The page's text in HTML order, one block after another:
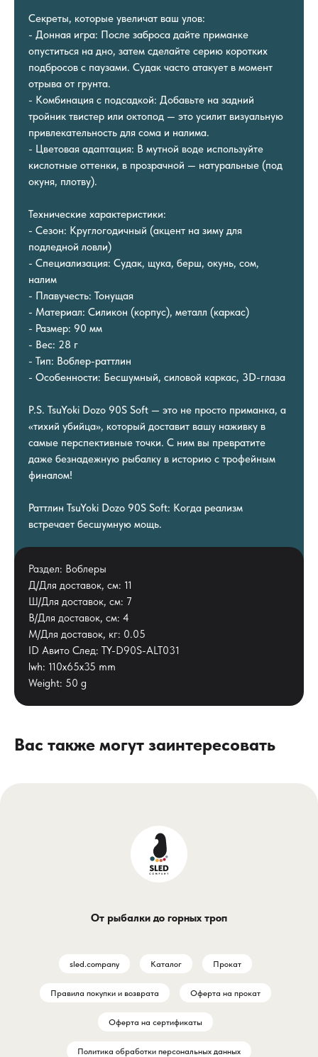
Секреты, которые увеличат ваш улов:
- Донная игра: После заброса дайте приманке
опуститься на дно, затем сделайте серию коротких
подбросов с паузами. Судак часто атакует в момент
отрыва от грунта.
- Комбинация с подсадкой: Добавьте на задний
тройник твистер или октопод — это усилит визуальную
привлекательность для сома и налима.
- Цветовая адаптация: В мутной воде используйте
кислотные оттенки, в прозрачной — натуральные (под
окуня, плотву).
Технические характеристики:
- Сезон: Круглогодичный (акцент на зиму для
подледной ловли)
- Специализация: Судак, щука, берш, окунь, сом,
налим
- Плавучесть: Тонущая
- Материал: Силикон (корпус), металл (каркас)
- Размер: 90 мм
- Вес: 28 г
- Тип: Воблер-раттлин
- Особенности: Бесшумный, силовой каркас, 3D-глаза
P.S. TsuYoki Dozo 90S Soft — это не просто приманка, а
«тихий убийца», который доставит вашу наживку в
самые перспективные точки. С ним вы превратите
даже безнадежную рыбалку в историю с трофейным
финалом!
Раттлин TsuYoki Dozo 90S Soft: Когда реализм
встречает бесшумную мощь.
Раздел: Воблеры
Д/Для доставок, см: 11
Ш/Для доставок, см: 7
В/Для доставок, см: 4
М/Для доставок, кг: 0.05
ID Авито След: TY-D90S-ALT031
lwh: 110x65x35 mm
Weight: 50 g
Вас также могут заинтересовать
От рыбалки до горных троп
sled.company Каталог Прокат
Правила покупки и возврата Оферта на прокат
Оферта на сертификаты
Политика обработки персональных данных